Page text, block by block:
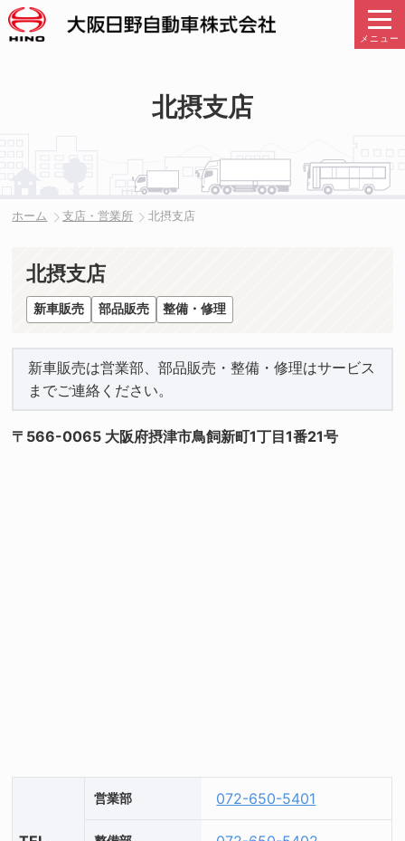
メニュー
北摂支店
ホーム 支店・営業所 北摂支店
北摂支店
新車販売 部品販売 整備・修理
新車販売は営業部、部品販売・整備・修理はサービス
までご連絡ください。
〒566-0065 大阪府摂津市鳥飼新町1丁目1番21号
営業部 072-650-5401